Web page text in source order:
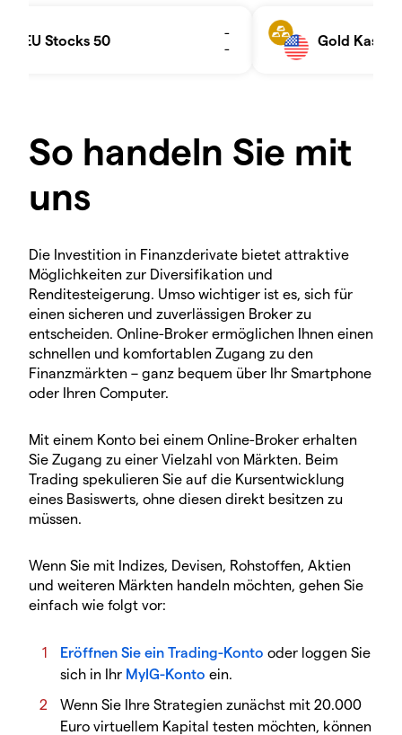
So handeln Sie mit
uns
Die Investition in Finanzderivate bietet attraktive
Möglichkeiten zur Diversifikation und
Renditesteigerung. Umso wichtiger ist es, sich für
einen sicheren und zuverlässigen Broker zu
entscheiden. Online-Broker ermöglichen Ihnen einen
schnellen und komfortablen Zugang zu den
Finanzmärkten – ganz bequem über Ihr Smartphone
oder Ihren Computer.
Mit einem Konto bei einem Online-Broker erhalten
Sie Zugang zu einer Vielzahl von Märkten. Beim
Trading spekulieren Sie auf die Kursentwicklung
eines Basiswerts, ohne diesen direkt besitzen zu
müssen.
Wenn Sie mit Indizes, Devisen, Rohstoffen, Aktien
und weiteren Märkten handeln möchten, gehen Sie
einfach wie folgt vor:
Eröffnen Sie ein Trading-Konto oder loggen Sie
sich in Ihr MyIG-Konto ein.
Wenn Sie Ihre Strategien zunächst mit 20.000
Euro virtuellem Kapital testen möchten, können